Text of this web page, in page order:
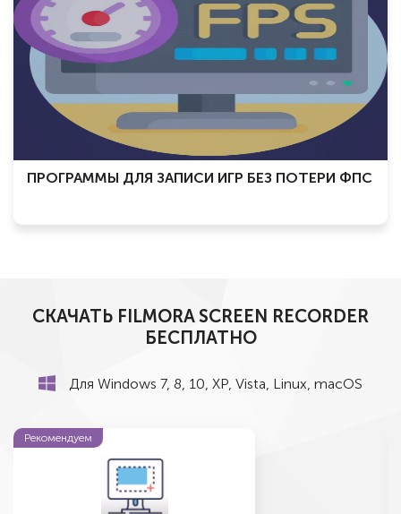
ПРОГРАММЫ ДЛЯ ЗАПИСИ ИГР БЕЗ ПОТЕРИ ФПС
СКАЧАТЬ FILMORA SCREEN RECORDER
БЕСПЛАТНО
Для Windows 7, 8, 10, ХР, Vista, Linux, macOS
Рекомендуем